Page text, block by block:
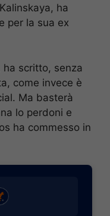
ha
per la sua ex
ha scritto, senza
come invece è
Ma basterà
lo perdoni e
ha commesso in